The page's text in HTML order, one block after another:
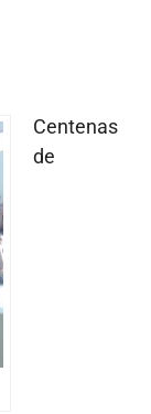
Centenas
de